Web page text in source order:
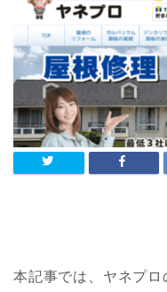
本記事では、ヤネプ